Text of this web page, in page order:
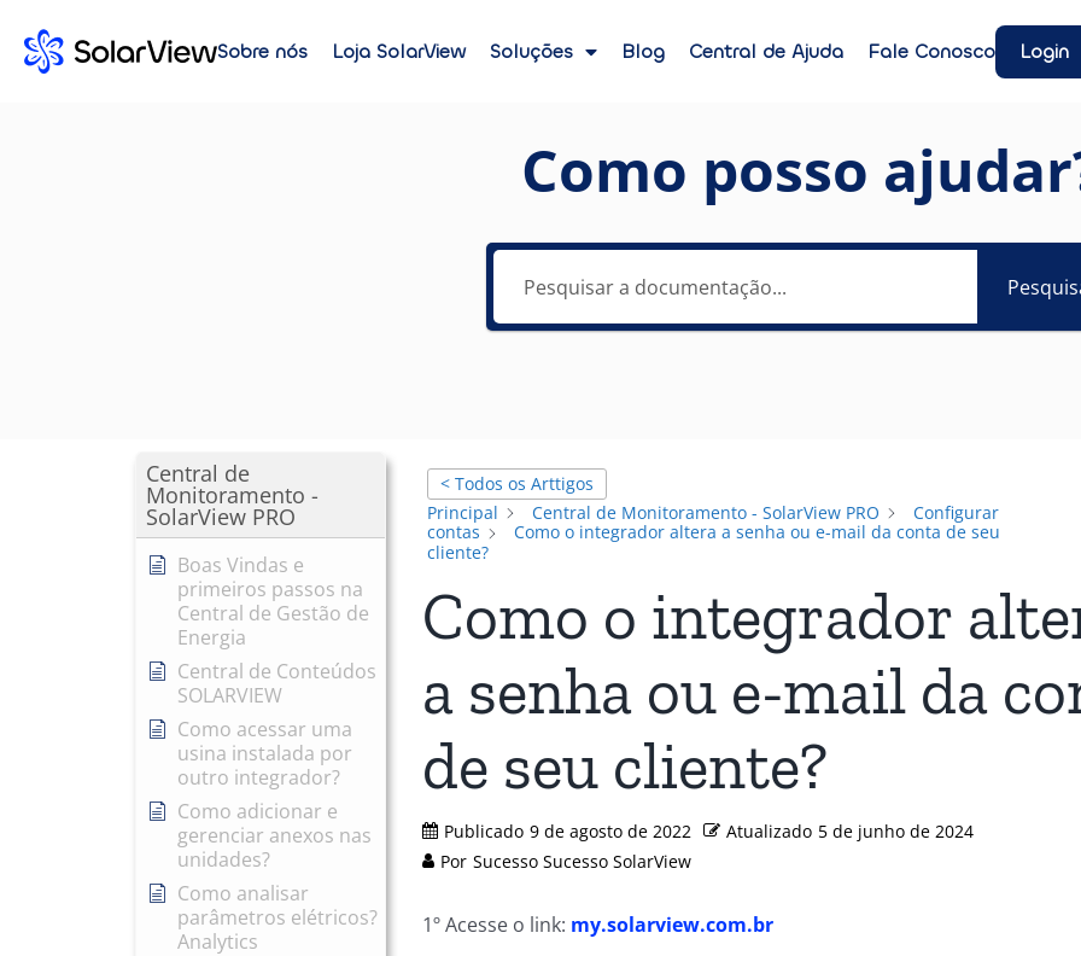
Sobre nós Loja SolarView Soluções Blog Central de Ajuda Fale Conosco Login
Como posso
Central de
Monitoramento -
SolarView PRO
Boas Vindas e
primeiros passos na
Central de Gestão de
Energia
Central de Conteúdos
SOLARVIEW
Como acessar uma
usina instalada por
outro integrador?
Como adicionar e
gerenciar anexos nas
unidades?
Como analisar
parâmetros elétricos?
Analytics
< Todos os Arttigos
Principal
Central de Monitoramento - SolarView PRO
Configurar
contas
Como o integrador altera a senha ou e-mail da conta de seu
cliente?
Como o integrador
a senha ou e-mail da
de seu cliente?
Publicado 9 de agosto de 2022 Atualizado 5 de junho de 2024
Por Sucesso Sucesso SolarView
1º Acesse o link: my.solarview.com.br